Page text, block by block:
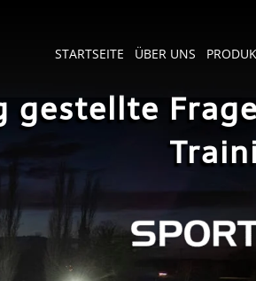
STARTSEITE ÜBER UNS
gestellte